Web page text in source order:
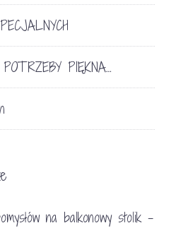
PIĘKNA…
na balkonowy stolik -